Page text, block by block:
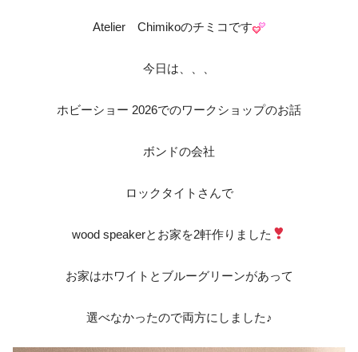
Atelier Chimikoのチミコです
今日は、、、
ホビーショー 2026でのワークショップのお話
ボンドの会社
ロックタイトさんで
wood speakerとお家を2軒作りました
お家はホワイトとブルーグリーンがあって
選べなかったので両方にしました♪